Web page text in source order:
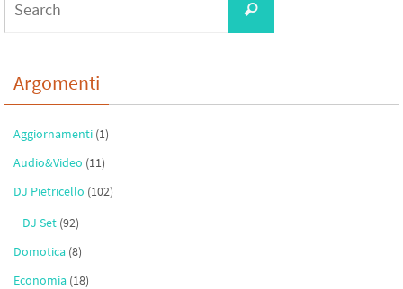
Search
Argomenti
Aggiornamenti (1)
Audio&Video (11)
DJ Pietricello (102)
DJ Set (92)
Domotica (8)
Economia (18)